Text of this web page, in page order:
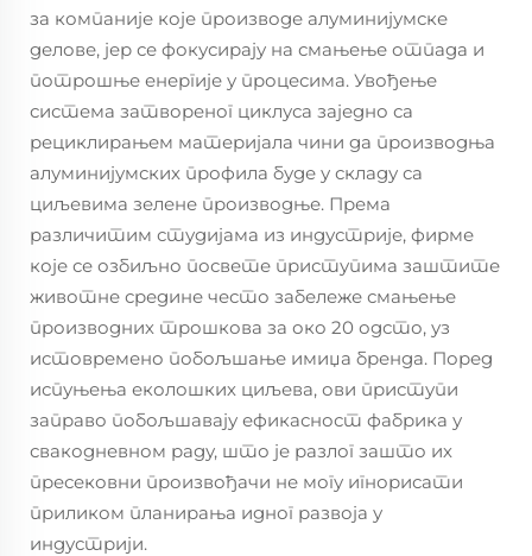
за компаније које производе алуминијумске
делове, јер се фокусирају на смањење отпада и
потрошње енергије у процесима. Увођење
система затвореног циклуса заједно са
рециклирањем материјала чини да производња
алуминијумских профила буде у складу са
циљевима зелене производње. Према
различитим студијама из индустрије, фирме
које се озбиљно посвете приступима заштите
животне средине често забележе смањење
производних трошкова за око 20 одсто, уз
истовремено побољшање имиџа бренда. Поред
испуњења еколошких циљева, ови приступи
заправо побољшавају ефикасност фабрика у
свакодневном раду, што је разлог зашто их
пресековни произвођачи не могу игнорисати
приликом планирања идног развоја у
индустрији.